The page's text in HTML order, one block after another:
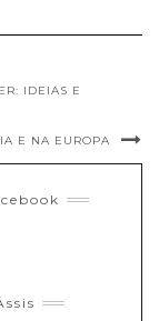
IDEIAS E
E NA EUROPA